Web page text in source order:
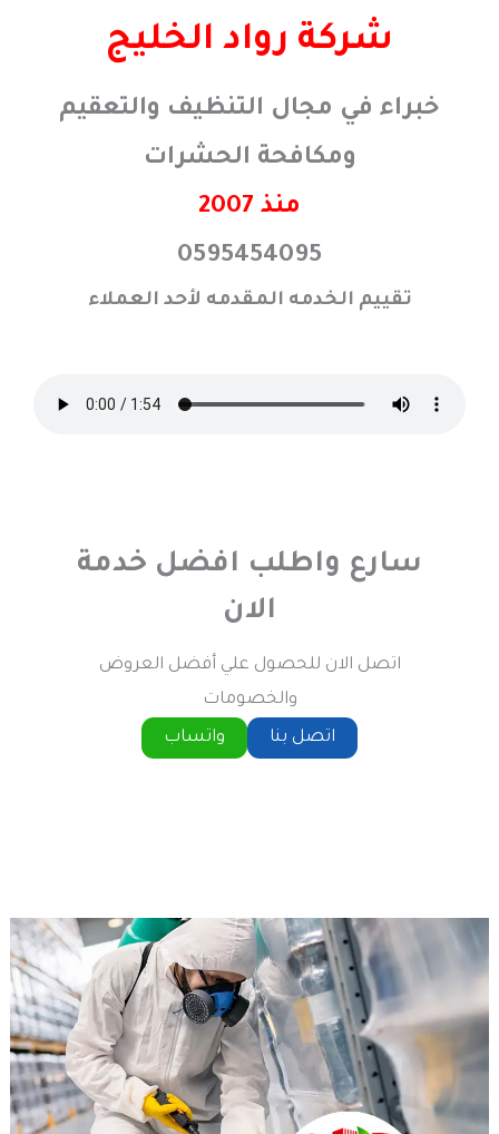
شركة رواد الخليج
خبراء في مجال التنظيف والتعقيم
ومكافحة الحشرات
منذ 2007
0595454095
تقييم الخدمه المقدمه لأحد العملاء
سارع واطلب افضل خدمة
الان
اتصل الان للحصول علي أفضل العروض
والخصومات
اتصل بنا
واتساب